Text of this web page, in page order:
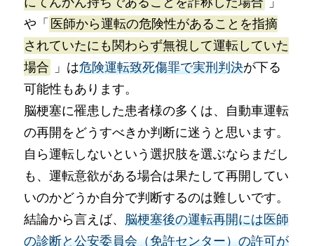
や「 医師から運転の危険性があることを指摘
されていたにも関わらず無視して運転していた
場合
」は危険運転致死傷罪で実刑判決が下る
可能性もあります。
脳梗塞に罹患した患者様の多くは、自動車運転
の再開をどうすべきか判断に迷うと思います。
自ら運転しないという選択肢を選ぶならまだし
も、運転意欲がある場合は果たして再開してい
いのかどうか自分で判断するのは難しいです。
結論から言えば、脳梗塞後の運転再開には医師
の診断と公安委員会（免許センター）の許可が